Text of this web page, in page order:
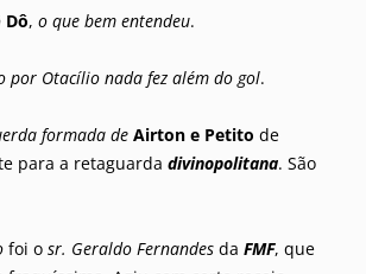
Dô, o que bem entendeu.
por Otacílio nada fez além do gol.
formada de Airton e Petito de
para a retaguarda divinopolitana. São
foi o sr. Geraldo Fernandes da FMF, que